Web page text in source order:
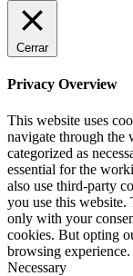
Cerrar
Privacy Overview
This website uses
navigate through the
categorized as
essential for the
also use third-party
you use this
only with your
cookies. But opting
browsing experience.
Necessary